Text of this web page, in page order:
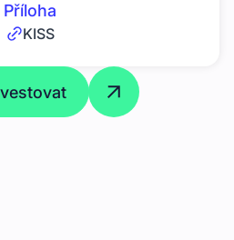
Příloha
KISS